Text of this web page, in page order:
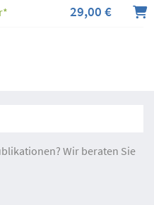
29,00 €
Wir beraten Sie